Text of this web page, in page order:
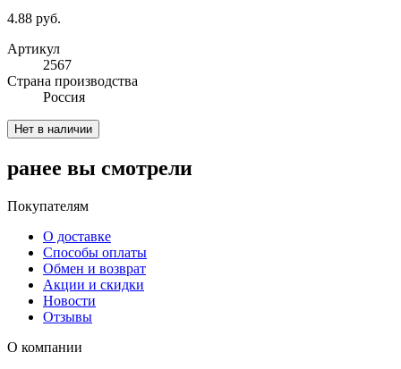
4.88 руб.
Артикул
2567
Cтрана производства
Россия
Нет в наличии
ранее вы смотрели
Покупателям
О доставке
Способы оплаты
Обмен и возврат
Акции и скидки
Новости
Отзывы
О компании